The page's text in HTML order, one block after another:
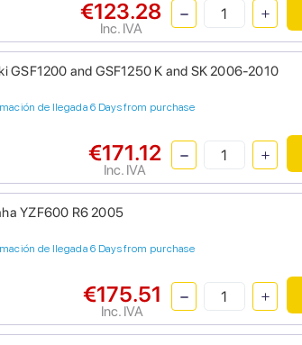
€123.28
Inc. IVA
GSF1200 and GSF1250 K and SK 2006-2010
de llegada 6 Days from purchase
€171.12
Inc. IVA
YZF600 R6 2005
de llegada 6 Days from purchase
€175.51
Inc. IVA